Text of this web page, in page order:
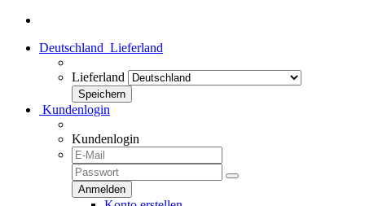
Deutschland Lieferland
Lieferland
Kundenlogin
Kundenlogin